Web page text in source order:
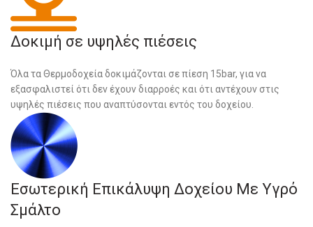
Δοκιμή σε υψηλές πιέσεις
Όλα τα Θερμοδοχεία δοκιμάζονται σε πίεση 15bar, για να
εξασφαλιστεί ότι δεν έχουν διαρροές και ότι αντέχουν στις
υψηλές πιέσεις που αναπτύσονται εντός του δοχείου.
Εσωτερική Επικάλυψη Δοχείου Με Υγρό
Σμάλτο